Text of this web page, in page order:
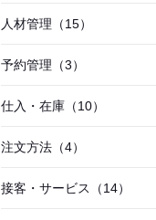
人材管理 （15）
予約管理 （3）
仕入・在庫 （10）
注文方法 （4）
接客・サービス （14）